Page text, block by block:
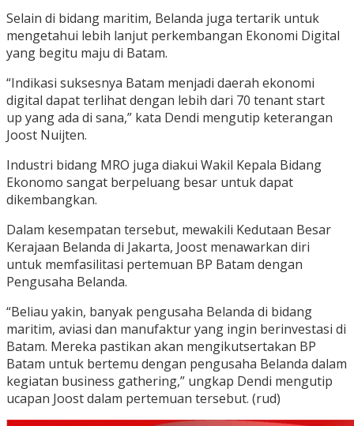
Selain di bidang maritim, Belanda juga tertarik untuk
mengetahui lebih lanjut perkembangan Ekonomi Digital
yang begitu maju di Batam.
“Indikasi suksesnya Batam menjadi daerah ekonomi
digital dapat terlihat dengan lebih dari 70 tenant start
up yang ada di sana,” kata Dendi mengutip keterangan
Joost Nuijten.
Industri bidang MRO juga diakui Wakil Kepala Bidang
Ekonomo sangat berpeluang besar untuk dapat
dikembangkan.
Dalam kesempatan tersebut, mewakili Kedutaan Besar
Kerajaan Belanda di Jakarta, Joost menawarkan diri
untuk memfasilitasi pertemuan BP Batam dengan
Pengusaha Belanda.
“Beliau yakin, banyak pengusaha Belanda di bidang
maritim, aviasi dan manufaktur yang ingin berinvestasi di
Batam. Mereka pastikan akan mengikutsertakan BP
Batam untuk bertemu dengan pengusaha Belanda dalam
kegiatan business gathering,” ungkap Dendi mengutip
ucapan Joost dalam pertemuan tersebut. (rud)